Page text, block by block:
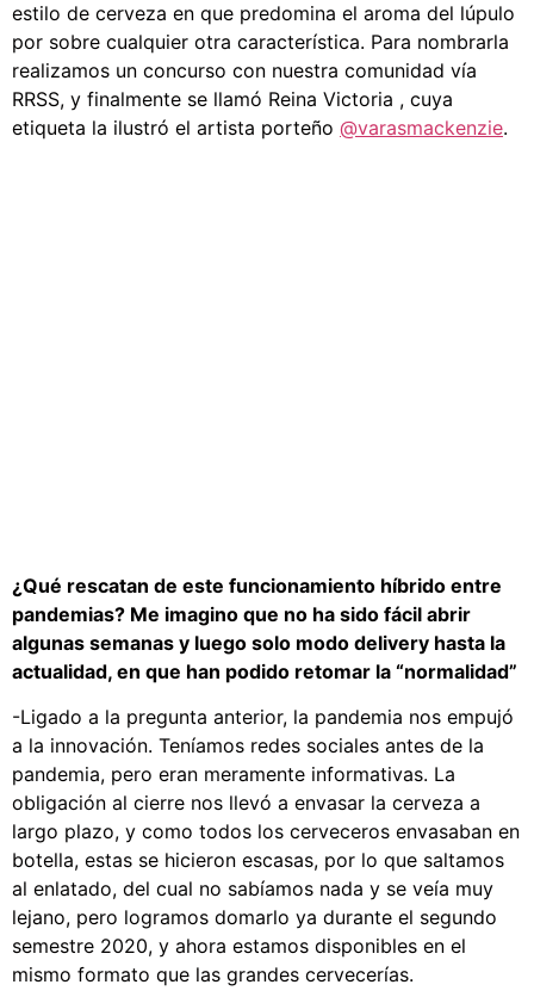
estilo de cerveza en que predomina el aroma del lúpulo
por sobre cualquier otra característica. Para nombrarla
realizamos un concurso con nuestra comunidad vía
RRSS, y finalmente se llamó Reina Victoria , cuya
etiqueta la ilustró el artista porteño @varasmackenzie.
¿Qué rescatan de este funcionamiento híbrido entre
pandemias? Me imagino que no ha sido fácil abrir
algunas semanas y luego solo modo delivery hasta la
actualidad, en que han podido retomar la “normalidad”
-Ligado a la pregunta anterior, la pandemia nos empujó
a la innovación. Teníamos redes sociales antes de la
pandemia, pero eran meramente informativas. La
obligación al cierre nos llevó a envasar la cerveza a
largo plazo, y como todos los cerveceros envasaban en
botella, estas se hicieron escasas, por lo que saltamos
al enlatado, del cual no sabíamos nada y se veía muy
lejano, pero logramos domarlo ya durante el segundo
semestre 2020, y ahora estamos disponibles en el
mismo formato que las grandes cervecerías.